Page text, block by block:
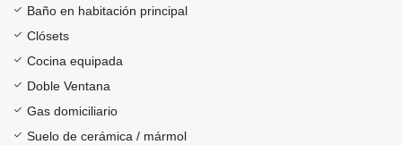
Baño en habitación principal
Clósets
Cocina equipada
Doble Ventana
Gas domiciliario
Suelo de cerámica / mármol